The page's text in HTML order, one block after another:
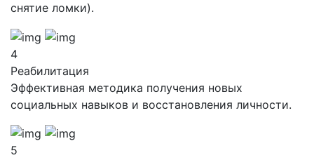
снятие ломки).
4
Реабилитация
Эффективная методика получения новых
социальных навыков и восстановления личности.
5